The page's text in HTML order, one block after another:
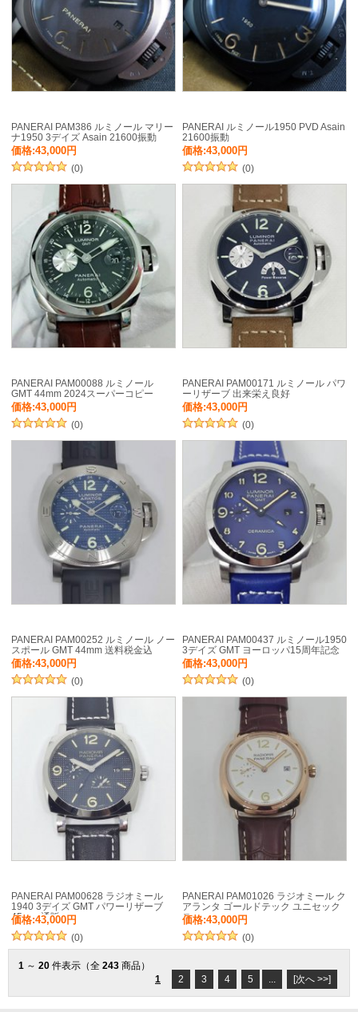
PANERAI PAM386 ルミノール マリー
ナ1950 3デイズ Asain 21600振動
価格:43,000円
(0)
PANERAI ルミノール1950 PVD Asain
21600振動
価格:43,000円
(0)
PANERAI PAM00088 ルミノール
GMT 44mm 2024スーパーコピー
価格:43,000円
(0)
PANERAI PAM00171 ルミノール パワ
ーリザーブ 出来栄え良好
価格:43,000円
(0)
PANERAI PAM00252 ルミノール ノー
スポール GMT 44mm 送料税金込
価格:43,000円
(0)
PANERAI PAM00437 ルミノール1950
3デイズ GMT ヨーロッパ15周年記念
価格:43,000円
(0)
PANERAI PAM00628 ラジオミール
1940 3デイズ GMT パワーリザーブ
45mm 通販
価格:43,000円
(0)
PANERAI PAM01026 ラジオミール ク
アランタ ゴールドテック ユニセック
ス
価格:43,000円
(0)
1 ～ 20 件表示（全 243 商品）
1
2 3 4 5 ... [次へ >>]